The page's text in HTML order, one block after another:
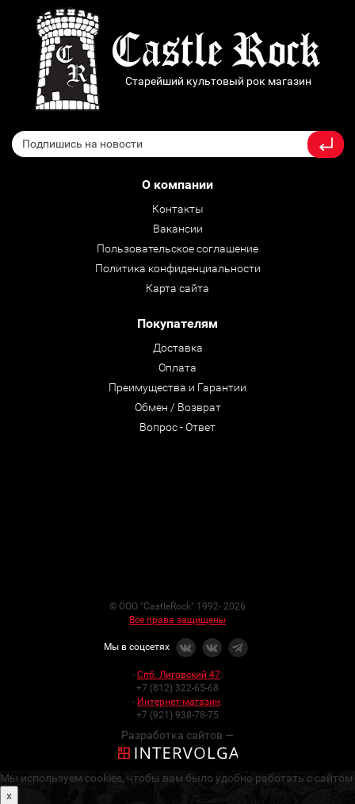
Старейший культовый рок магазин
О компании
Контакты
Вакансии
Пользовательское соглашение
Политика конфиденциальности
Карта сайта
Покупателям
Доставка
Оплата
Преимущества и Гарантии
Обмен / Возврат
Вопрос - Ответ
© ООО "CastleRock" 1992- 2026
Все права защищены
Мы в соцсетях
- Спб. Лиговский 47:
+7 (812) 322-65-68
- Интернет-магазин:
+7 (921) 938-78-75
Разработка сайтов —
Мы используем cookies, чтобы вам было удобно работать с сайтом
x